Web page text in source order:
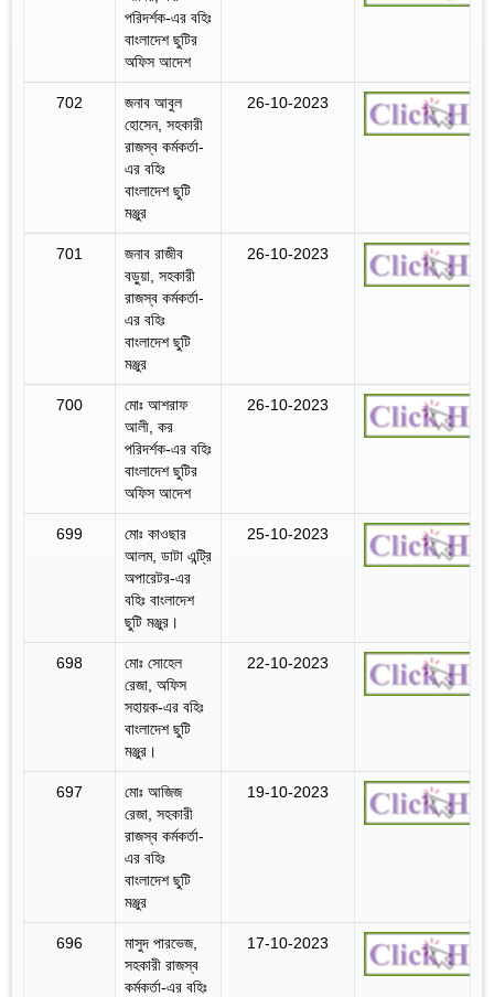
পরিদর্শক-এর বহিঃ
বাংলাদেশ ছুটির
অফিস আদেশ
702
জনাব আবুল
হোসেন, সহকারী
রাজস্ব কর্মকর্তা-
এর বহিঃ
বাংলাদেশ ছুটি
মঞ্জুর
26-10-2023
701
জনাব রাজীব
বড়ুয়া, সহকারী
রাজস্ব কর্মকর্তা-
এর বহিঃ
বাংলাদেশ ছুটি
মঞ্জুর
26-10-2023
700
মোঃ আশরাফ
আলী, কর
পরিদর্শক-এর বহিঃ
বাংলাদেশ ছুটির
অফিস আদেশ
26-10-2023
699
মোঃ কাওছার
আলম, ডাটা এন্ট্রি
অপারেটর-এর
বহিঃ বাংলাদেশ
ছুটি মঞ্জুর।
25-10-2023
698
মোঃ সোহেল
রেজা, অফিস
সহায়ক-এর বহিঃ
বাংলাদেশ ছুটি
মঞ্জুর।
22-10-2023
697
মোঃ আজিজ
রেজা, সহকারী
রাজস্ব কর্মকর্তা-
এর বহিঃ
বাংলাদেশ ছুটি
মঞ্জুর
19-10-2023
696
মাসুদ পারভেজ,
সহকারী রাজস্ব
কর্মকর্তা-এর বহিঃ
17-10-2023